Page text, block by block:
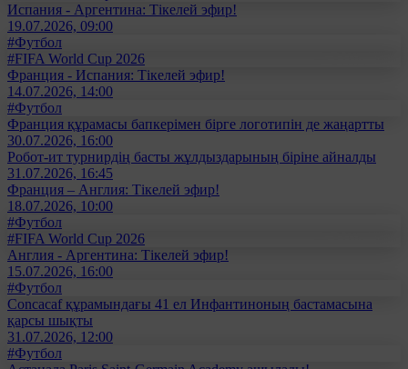
Испания - Аргентина: Тікелей эфир!
19.07.2026, 09:00
#Футбол
#FIFA World Cup 2026
Франция - Испания: Тікелей эфир!
14.07.2026, 14:00
#Футбол
Франция құрамасы бапкерімен бірге логотипін де жаңартты
30.07.2026, 16:00
Робот-ит турнирдің басты жұлдыздарының біріне айналды
31.07.2026, 16:45
Франция – Англия: Тікелей эфир!
18.07.2026, 10:00
#Футбол
#FIFA World Cup 2026
Англия - Аргентина: Тікелей эфир!
15.07.2026, 16:00
#Футбол
Concacaf құрамындағы 41 ел Инфантиноның бастамасына
қарсы шықты
31.07.2026, 12:00
#Футбол